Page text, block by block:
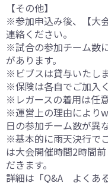
【その他】
※参加申込み後、【大
連絡ください。
※試合の参加チーム数
があります。
※ビブスは貸与いたしま
※保険は各自でご加入
※レガースの着用は任
※運営上の理由により
日の参加チーム数が異
※基本的に雨天決行で
は大会開催時間2時間
だきます。
詳細は「Q&A よくあ